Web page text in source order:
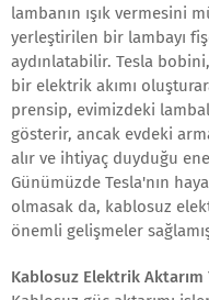
lambanın ışık vermesini
yerleştirilen bir lambayı
aydınlatabilir. Tesla
bir elektrik akımı
prensip, evimizdeki
gösterir, ancak evdeki
alır ve ihtiyaç duyduğu
Günümüzde Tesla'nın
olmasak da, kablosuz
önemli gelişmeler
Kablosuz Elektrik